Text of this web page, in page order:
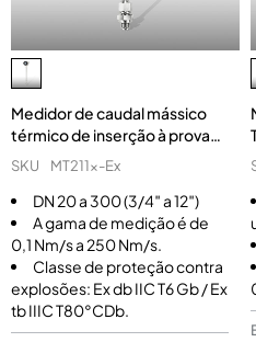
Medidor de caudal mássico
térmico de inserção à prova
de explosão (MT211x-Ex)
SKU MT211x-Ex
DN 20 a 300 (3/4″ a 12″)
A gama de medição é de
0,1 Nm/s a 250 Nm/s.
Classe de proteção contra
explosões: Ex db IIC T6 Gb / Ex
tb IIIC T80°CDb.